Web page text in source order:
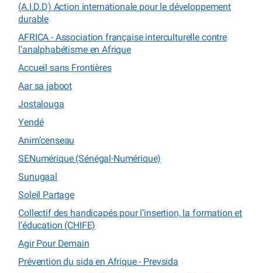
(A.I.D.D) Action internationale pour le développement
durable
AFRICA - Association française interculturelle contre
l’analphabétisme en Afrique
Accueil sans Frontières
Aar sa jaboot
Jostalouga
Yendé
Anim’censeau
SENumérique (Sénégal-Numérique)
Sunugaal
Soleil Partage
Collectif des handicapés pour l’insertion, la formation et
l’éducation (CHIFE)
Agir Pour Demain
Prévention du sida en Afrique - Prevsida